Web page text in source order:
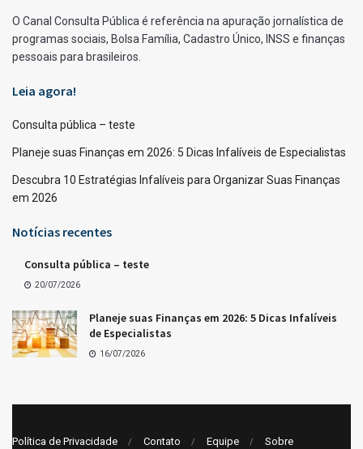
O Canal Consulta Pública é referência na apuração jornalística de
programas sociais, Bolsa Família, Cadastro Único, INSS e finanças
pessoais para brasileiros.
Leia agora!
Consulta pública – teste
Planeje suas Finanças em 2026: 5 Dicas Infalíveis de Especialistas
Descubra 10 Estratégias Infalíveis para Organizar Suas Finanças
em 2026
Notícias recentes
Consulta pública – teste
20/07/2026
Planeje suas Finanças em 2026: 5 Dicas Infalíveis
de Especialistas
16/07/2026
Política de Privacidade Contato Equipe Sobre